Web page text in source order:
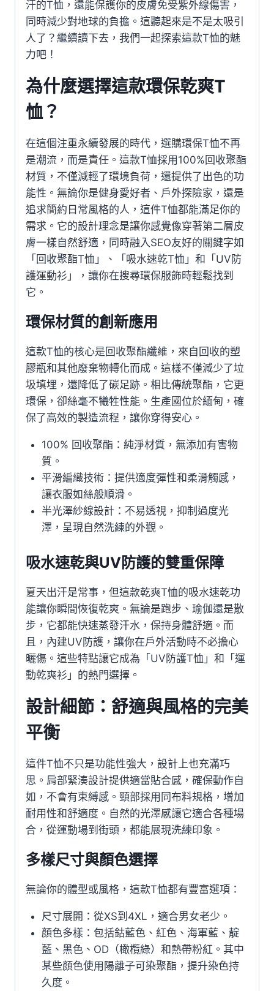
汗的T恤，還能保護你的皮膚免受紫外線傷害，
同時減少對地球的負擔。這聽起來是不是太吸引
人了？繼續讀下去，我們一起探索這款T恤的魅
力吧！
為什麼選擇這款環保乾爽T
恤？
在這個注重永續發展的時代，選購環保T恤不再
是潮流，而是責任。這款T恤採用100%回收聚酯
材質，不僅減輕了環境負荷，還提供了出色的功
能性。無論你是健身愛好者、戶外探險家，還是
追求簡約日常風格的人，這件T恤都能滿足你的
需求。它的設計理念是讓你感覺像穿著第二層皮
膚一樣自然舒適，同時融入SEO友好的關鍵字如
「回收聚酯T恤」、「吸水速乾T恤」和「UV防
護運動衫」，讓你在搜尋環保服飾時輕鬆找到
它。
環保材質的創新應用
這款T恤的核心是回收聚酯纖維，來自回收的塑
膠瓶和其他廢棄物轉化而成。這樣不僅減少了垃
圾填埋，還降低了碳足跡。相比傳統聚酯，它更
環保，卻絲毫不犧牲性能。生產國位於緬甸，確
保了高效的製造流程，讓你穿得安心。
100% 回收聚酯：純淨材質，無添加有害物
質。
平滑編織技術：提供適度彈性和柔滑觸感，
讓衣服如絲般順滑。
半光澤紗線設計：不易透視，抑制過度光
澤，呈現自然洗練的外觀。
吸水速乾與UV防護的雙重保障
夏天出汗是常事，但這款乾爽T恤的吸水速乾功
能讓你瞬間恢復乾爽。無論是跑步、瑜伽還是散
步，它都能快速蒸發汗水，保持身體舒適。而
且，內建UV防護，讓你在戶外活動時不必擔心
曬傷。這些特點讓它成為「UV防護T恤」和「運
動乾爽衫」的熱門選擇。
設計細節：舒適與風格的完美
平衡
這件T恤不只是功能性強大，設計上也充滿巧
思。肩部緊湊設計提供適當貼合感，確保動作自
如，不會有束縛感。頸部採用同布料規格，增加
耐用性和舒適度。自然的光澤感讓它適合各種場
合，從運動場到街頭，都能展現洗練印象。
多樣尺寸與顏色選擇
無論你的體型或風格，這款T恤都有豐富選項：
尺寸展開：從XS到4XL，適合男女老少。
顏色多樣：包括鈷藍色、紅色、海軍藍、靛
藍、黑色、OD（橄欖綠）和熱帶粉紅。其中
某些顏色使用陽離子可染聚酯，提升染色持
久度。